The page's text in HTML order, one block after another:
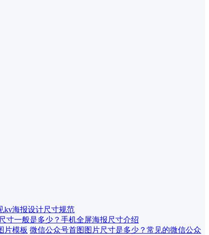
kv海报设计尺寸规范
寸一般是多少？手机全屏海报尺寸介绍
微信公众号首图图片尺寸是多少？常见的微信公众